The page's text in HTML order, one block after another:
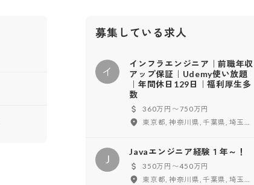
募集している求人
イ
インフラエンジニア｜前職年収
アップ保証｜Udemy使い放題
｜年間休日129日｜福利厚生多
数
360万円〜750万円
J
Javaエンジニア経験１年～！
350万円〜450万円